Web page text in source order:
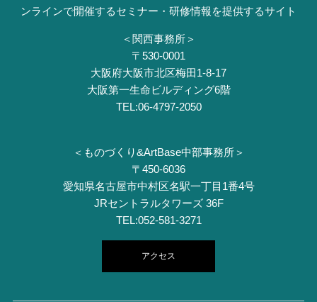
ンラインで開催するセミナー・研修情報を提供するサイト
＜関西事務所＞
〒530-0001
⼤阪府⼤阪市北区梅⽥1-8-17
⼤阪第⼀⽣命ビルディング6階
TEL:06-4797-2050
＜ものづくり&ArtBase中部事務所＞
〒450-6036
愛知県名古屋市中村区名駅一丁目1番4号
JRセントラルタワーズ 36F
TEL:052-581-3271
アクセス